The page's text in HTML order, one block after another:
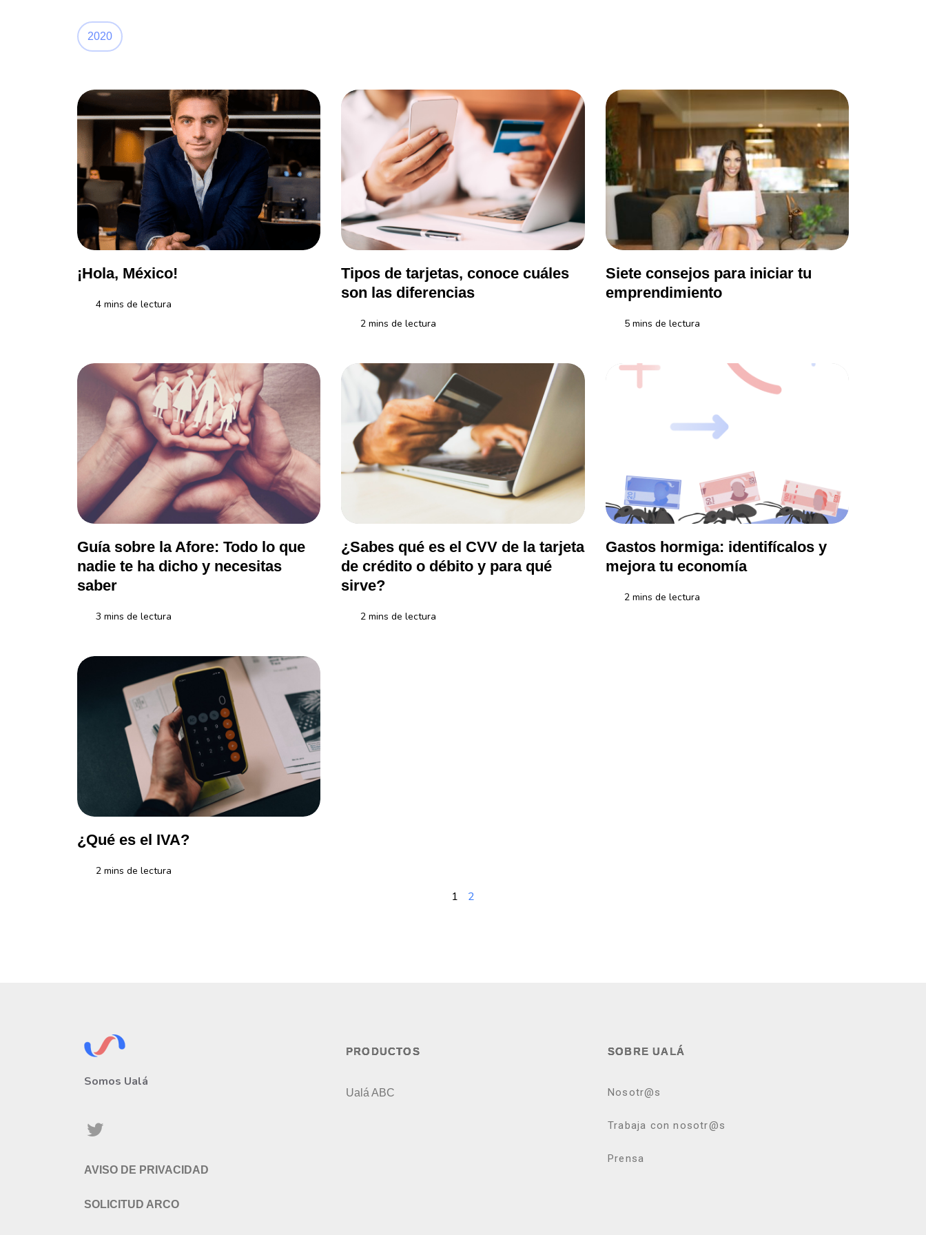
2020
¡Hola, México!
4 mins de lectura
Al cumplir tres años del lanzamiento de Ualá en Argentina, nos hacemos internacionales: ¡Hola México!
Tipos de tarjetas, conoce cuáles
son las diferencias
2 mins de lectura
Siete consejos para iniciar tu
emprendimiento
5 mins de lectura
Guía sobre la Afore: Todo lo que
nadie te ha dicho y necesitas
saber
3 mins de lectura
¿Sabes qué es el CVV de la tarjeta
de crédito o débito y para qué
sirve?
2 mins de lectura
Gastos hormiga: identifícalos y
mejora tu economía
2 mins de lectura
¿Qué es el IVA?
2 mins de lectura
1 2
Somos Ualá
AVISO DE PRIVACIDAD
SOLICITUD ARCO
PRODUCTOS
Ualá ABC
SOBRE UALÁ
Nosotr@s
Trabaja con nosotr@s
Prensa